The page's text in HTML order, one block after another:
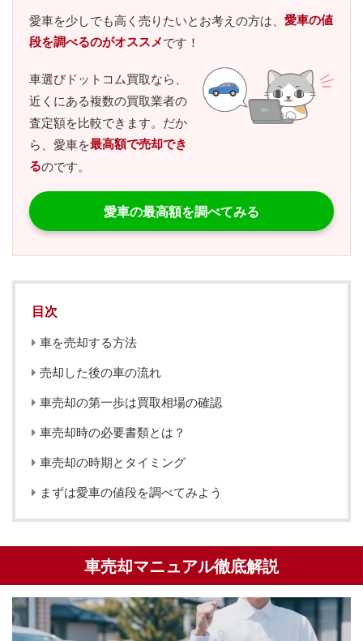
愛車を少しでも高く売りたいとお考えの方は、 愛車の値
段を調べるのがオススメです！
車選びドットコム買取なら、
近くにある複数の買取業者の
査定額を比較できます。だか
ら、愛車を最高額で売却でき
るのです。
愛車の最高額を調べてみる
目次
車を売却する方法
売却した後の車の流れ
車売却の第一歩は買取相場の確認
車売却時の必要書類とは？
車売却の時期とタイミング
まずは愛車の値段を調べてみよう
車売却マニュアル徹底解説